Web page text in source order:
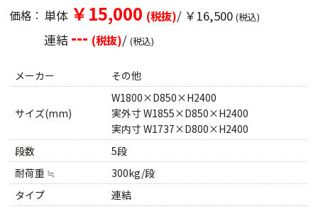
価格： 単体 ￥15,000 (税抜)/ ￥16,500 (税込)
連結 --- (税抜)/(税込)
メーカー その他
サイズ(mm)
W1800×D850×H2400
実外寸 W1855×D850×H2400
実内寸 W1737×D800×H2400
段数
5段
耐荷重 ≒
300kg/段
タイプ
連結